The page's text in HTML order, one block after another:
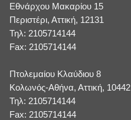
Εθνάρχου Μακαρίου 15
Περιστέρι, Αττική, 12131
Τηλ: 2105714144
Fax: 2105714144
Πτολεμαίου Κλαύδιου 8
Κολωνός-Αθήνα, Αττική, 10442
Τηλ: 2105714144
Fax: 2105714144